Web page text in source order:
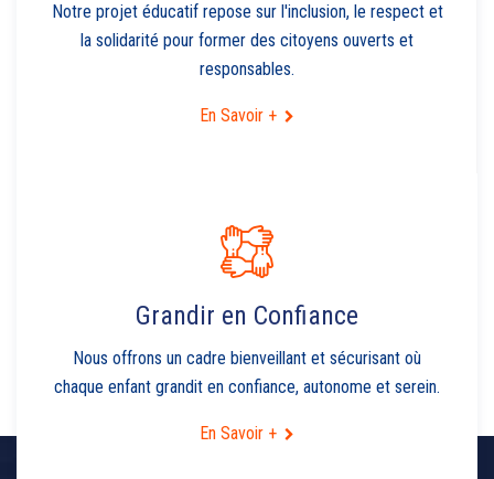
Notre projet éducatif repose sur l'inclusion, le respect et
la solidarité pour former des citoyens ouverts et
responsables.
En Savoir +
Grandir en Confiance
Nous offrons un cadre bienveillant et sécurisant où
chaque enfant grandit en confiance, autonome et serein.
En Savoir +